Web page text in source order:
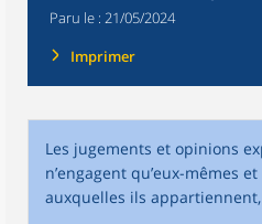
Paru le : 21/05/2024
Imprimer
Les jugements et opinions
n’engagent qu’eux-mêmes
auxquelles ils